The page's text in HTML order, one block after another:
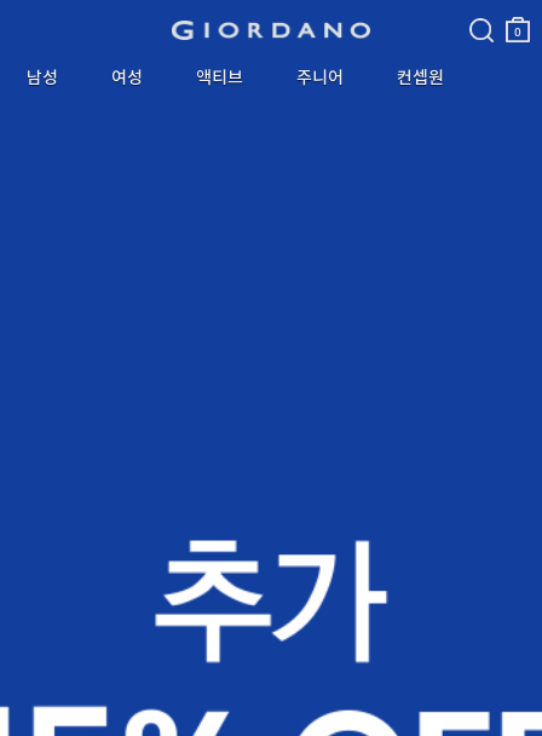
구니
0
남성 여성 액티브 주니어 컨셉원